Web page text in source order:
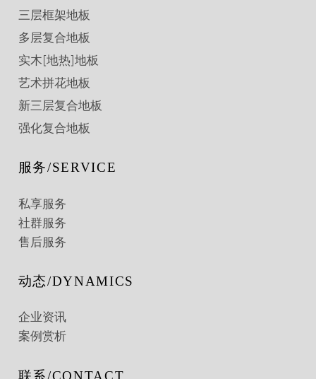
三层框架地板
多层复合地板
实木[地热]地板
艺术拼花地板
新三层复合地板
强化复合地板
服务/SERVICE
私享服务
社群服务
售后服务
动态/DYNAMICS
企业资讯
案例赏析
联系/CONTACT